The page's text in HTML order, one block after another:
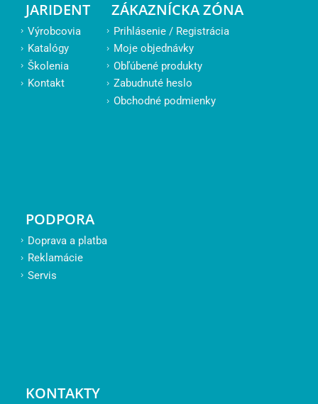
JARIDENT
Výrobcovia
Katalógy
Školenia
Kontakt
ZÁKAZNÍCKA ZÓNA
Prihlásenie / Registrácia
Moje objednávky
Obľúbené produkty
Zabudnuté heslo
Obchodné podmienky
PODPORA
Doprava a platba
Reklamácie
Servis
KONTAKTY